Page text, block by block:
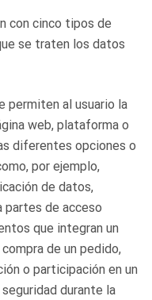
con cinco tipos de
se traten los datos
permiten al usuario la
web, plataforma o
diferentes opciones o
por ejemplo,
de datos,
partes de acceso
que integran un
de un pedido,
o participación en un
durante la